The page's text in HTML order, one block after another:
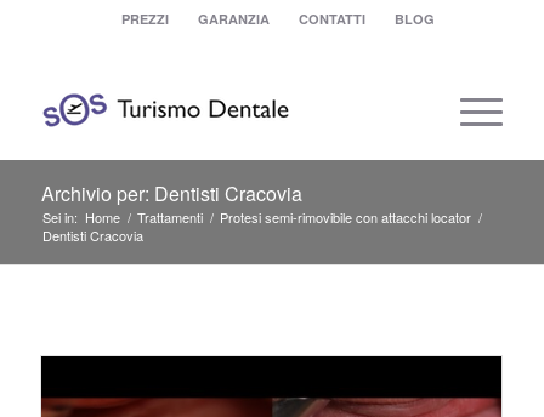
PREZZI GARANZIA CONTATTI BLOG
Archivio per: Dentisti Cracovia
Sei in: Home / Trattamenti / Protesi semi-rimovibile con attacchi locator /
Dentisti Cracovia